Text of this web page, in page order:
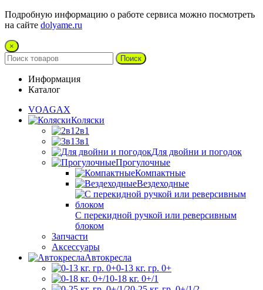
Подробную информацию о работе сервиса можно посмотреть
на сайте dolyame.ru
×
Поиск
Информация
Каталог
VOAGAX
Коляски
2в1
3в1
Для двойни и погодок
Прогулочные
Компактные
Вездеходные
С перекидной ручкой или реверсивным
блоком
Запчасти
Аксессуары
Автокресла
0-13 кг. гр. 0+
0-18 кг. 0+/1